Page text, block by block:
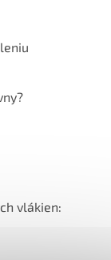
vlákien: